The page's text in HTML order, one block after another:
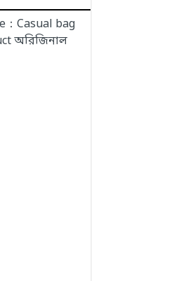
Casual bag
অরিজিনাল